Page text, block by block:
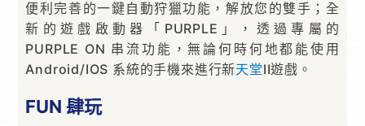
便利完善的一鍵自動狩獵功能，解放您的雙手；全
新的遊戲啟動器「PURPLE」，透過專屬的
PURPLE ON 串流功能，無論何時何地都能使用
Android/IOS 系統的手機來進行新天堂II遊戲。
FUN 肆玩